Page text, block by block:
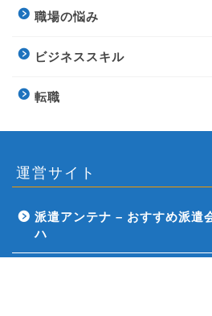
職場の悩み
ビジネススキル
転職
運営サイト
派遣アンテナ – おすすめ派遣
ハ